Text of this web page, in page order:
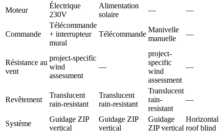
Moteur
Électrique
230V
Alimentation
solaire
— —
Commande
Télécommande
+ interrupteur
mural
Télécommande
Manivelle
manuelle
—
Résistance au
vent
project-specific
wind
assessment
—
project-
specific
wind
assessment
—
Revêtement
Translucent
rain-resistant
Translucent
rain-resistant
Translucent
rain-
resistant
—
Système
Guidage ZIP
vertical
Guidage ZIP
vertical
Guidage
ZIP vertical
Horizontal
roof blind